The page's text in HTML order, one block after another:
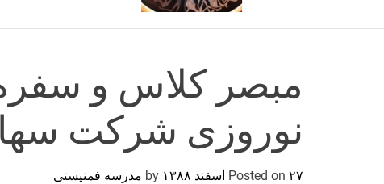
مبصر کلاس و
نوروزی شرکت
Posted on ۲۷ اسفند ۱۳۸۸ مدرسه فمنیستی